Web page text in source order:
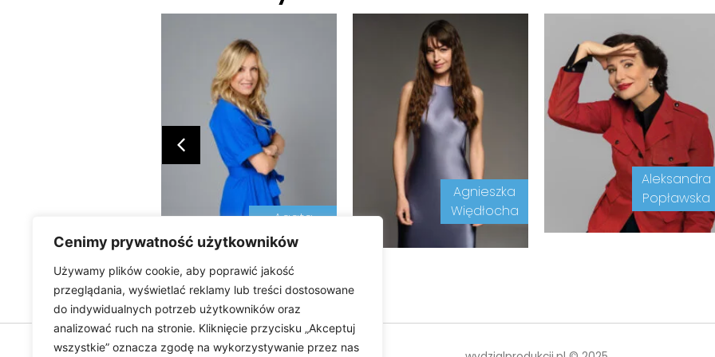
Cenimy prywatność użytkowników
Używamy plików cookie, aby poprawić jakość
przeglądania, wyświetlać reklamy lub treści dostosowane
do indywidualnych potrzeb użytkowników oraz
analizować ruch na stronie. Kliknięcie przycisku „Akceptuj
wszystkie” oznacza zgodę na wykorzystywanie przez nas
Agata
Wątróbska
Agnieszka
Więdłocha
Aleksandra
Popławska